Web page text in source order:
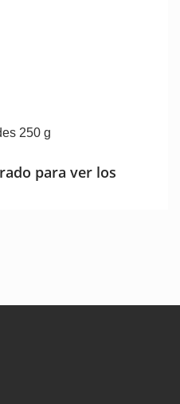
250 g
para ver los